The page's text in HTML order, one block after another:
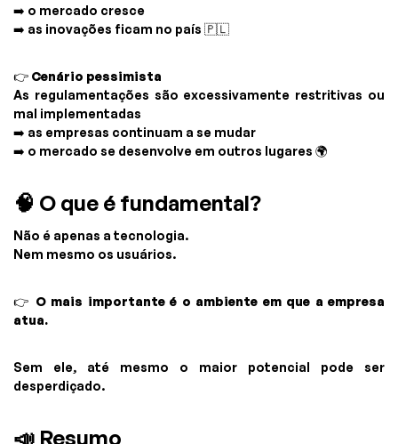
➡️ o mercado cresce
➡️ as inovações ficam no país 🇵🇱
👉 Cenário pessimista
As regulamentações são excessivamente restritivas ou
mal implementadas
➡️ as empresas continuam a se mudar
➡️ o mercado se desenvolve em outros lugares 🌍
🧠 O que é fundamental?
Não é apenas a tecnologia.
Nem mesmo os usuários.
👉 O mais importante é o ambiente em que a empresa
atua.
Sem ele, até mesmo o maior potencial pode ser
desperdiçado.
📣 Resumo